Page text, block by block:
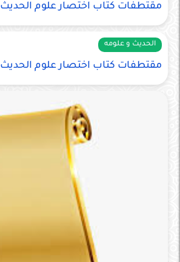
مقتطفات كتاب اختصار علوم الحديث 6
الحديث و علومه
مقتطفات كتاب اختصار علوم الحديث 5